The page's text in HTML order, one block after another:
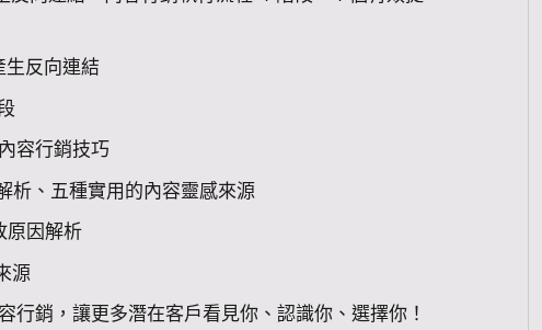
生反向連結
容行銷技巧
析、五種實用的內容靈感來源
原因解析
源
行銷，讓更多潛在客戶看見你、認識你、選擇你！